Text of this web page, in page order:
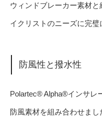
ウィンドブレーカー素材
イクリストのニーズに完璧
防風性と撥水性
Polartec® Alpha®インサレ
防風素材を組み合わせまし